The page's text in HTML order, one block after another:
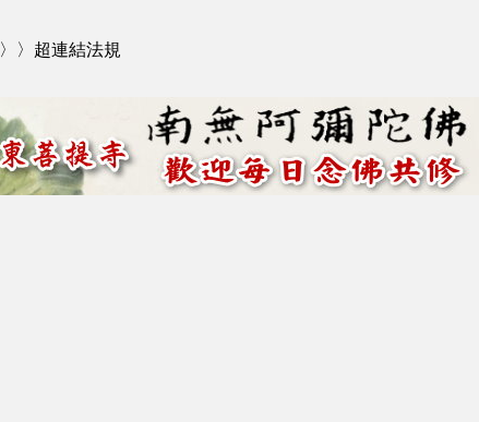
〉〉超連結法規